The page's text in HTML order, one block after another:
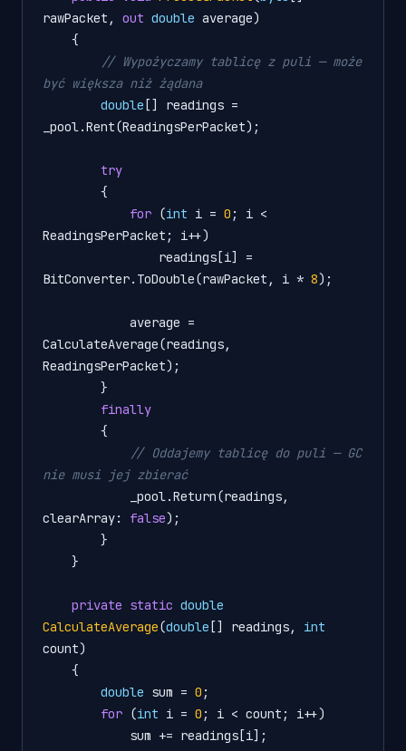
rawPacket, out double average)
// Wypożyczamy tablicę z puli — może
być większa niż żądana
double [] readings =
_pool.Rent(ReadingsPerPacket);
try
for (int i = 0 ; i <
ReadingsPerPacket; i++)
BitConverter.ToDouble(rawPacket, i * 8);
CalculateAverage(readings,
ReadingsPerPacket);
finally
// Oddajemy tablicę do puli — GC
nie musi jej zbierać
clearArray: false);
private static double
CalculateAverage(double [] readings, int
count)
double sum = 0 ;
for (int i = 0 ; i < count; i++)